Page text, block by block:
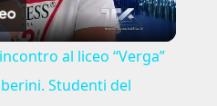
Video
al liceo “Verga”
Studenti del